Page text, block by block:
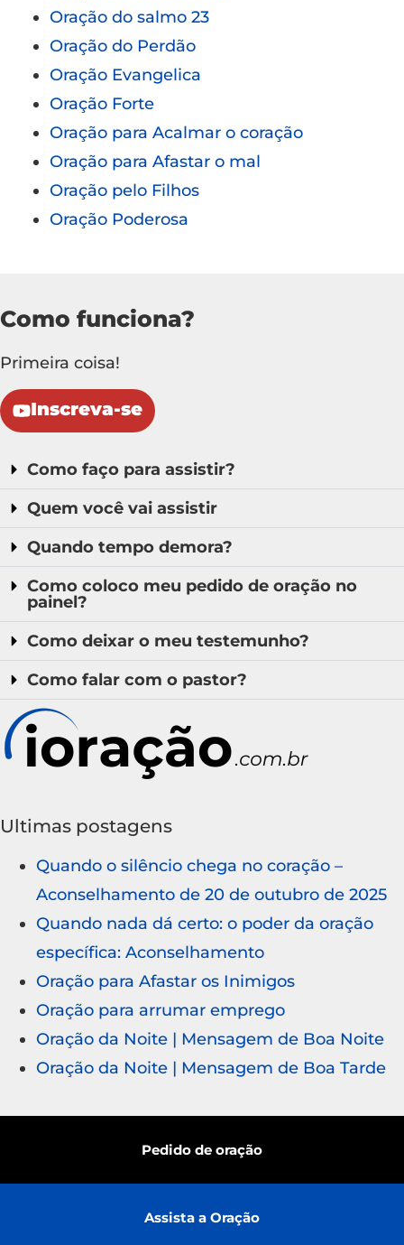
Oração do salmo 23
Oração do Perdão
Oração Evangelica
Oração Forte
Oração para Acalmar o coração
Oração para Afastar o mal
Oração pelo Filhos
Oração Poderosa
Como funciona?
Primeira coisa!
Inscreva-se
Como faço para assistir?
Quem você vai assistir
Quando tempo demora?
Como coloco meu pedido de oração no
painel?
Como deixar o meu testemunho?
Como falar com o pastor?
Ultimas postagens
Quando o silêncio chega no coração –
Aconselhamento de 20 de outubro de 2025
Quando nada dá certo: o poder da oração
específica: Aconselhamento
Oração para Afastar os Inimigos
Oração para arrumar emprego
Oração da Noite | Mensagem de Boa Noite
Oração da Noite | Mensagem de Boa Tarde
Pedido de oração
Assista a Oração